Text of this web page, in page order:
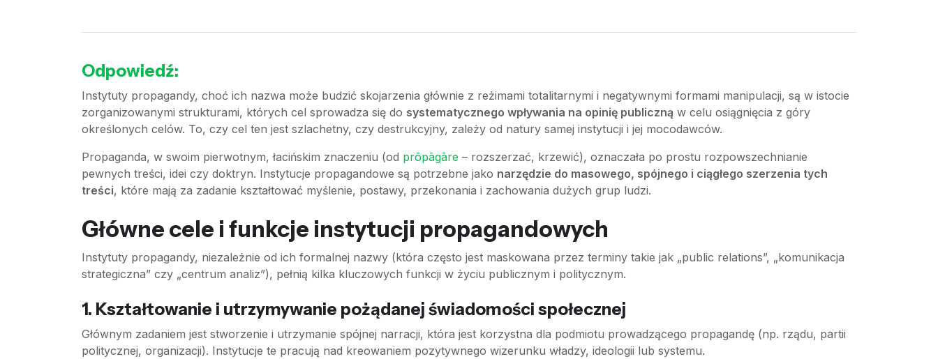
Odpowiedź:
Instytuty propagandy, choć ich nazwa może budzić skojarzenia głównie z reżimami totalitarnymi i negatywnymi formami manipulacji, są w istocie
zorganizowanymi strukturami, których cel sprowadza się do systematycznego wpływania na opinię publiczną w celu osiągnięcia z góry
określonych celów. To, czy cel ten jest szlachetny, czy destrukcyjny, zależy od natury samej instytucji i jej mocodawców.
Propaganda, w swoim pierwotnym, łacińskim znaczeniu (od prōpāgāre – rozszerzać, krzewić), oznaczała po prostu rozpowszechnianie
pewnych treści, idei czy doktryn. Instytucje propagandowe są potrzebne jako narzędzie do masowego, spójnego i ciągłego szerzenia tych
treści, które mają za zadanie kształtować myślenie, postawy, przekonania i zachowania dużych grup ludzi.
Główne cele i funkcje instytucji propagandowych
Instytuty propagandy, niezależnie od ich formalnej nazwy (która często jest maskowana przez terminy takie jak „public relations”, „komunikacja
strategiczna” czy „centrum analiz”), pełnią kilka kluczowych funkcji w życiu publicznym i politycznym.
1. Kształtowanie i utrzymywanie pożądanej świadomości społecznej
Głównym zadaniem jest stworzenie i utrzymanie spójnej narracji, która jest korzystna dla podmiotu prowadzącego propagandę (np. rządu, partii
politycznej, organizacji). Instytucje te pracują nad kreowaniem pozytywnego wizerunku władzy, ideologii lub systemu.